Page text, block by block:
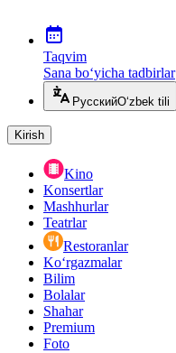
Taqvim
Sana bo‘yicha tadbirlar
РусскийO‘zbek tili
Kirish
Kino
Konsertlar
Mashhurlar
Teatrlar
Restoranlar
Ko‘rgazmalar
Bilim
Bolalar
Shahar
Premium
Foto